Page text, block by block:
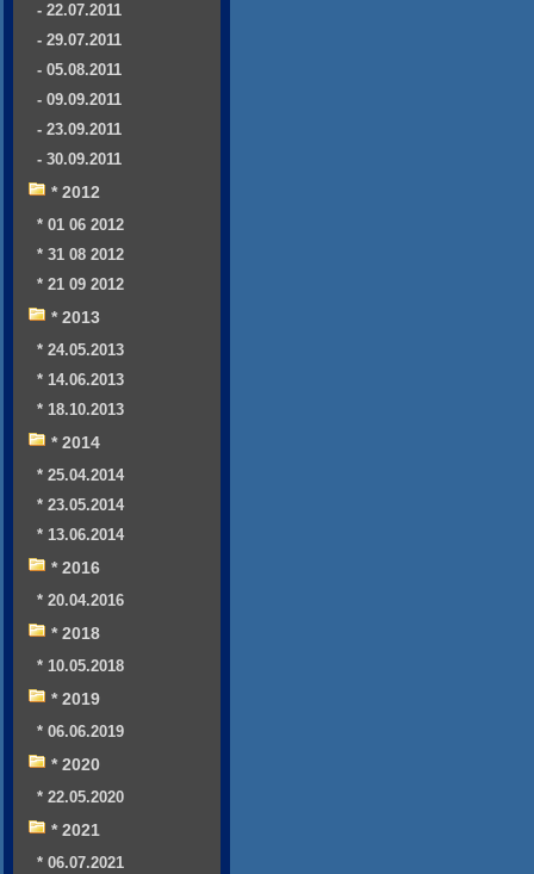
- 22.07.2011
- 29.07.2011
- 05.08.2011
- 09.09.2011
- 23.09.2011
- 30.09.2011
* 2012
* 01 06 2012
* 31 08 2012
* 21 09 2012
* 2013
* 24.05.2013
* 14.06.2013
* 18.10.2013
* 2014
* 25.04.2014
* 23.05.2014
* 13.06.2014
* 2016
* 20.04.2016
* 2018
* 10.05.2018
* 2019
* 06.06.2019
* 2020
* 22.05.2020
* 2021
* 06.07.2021